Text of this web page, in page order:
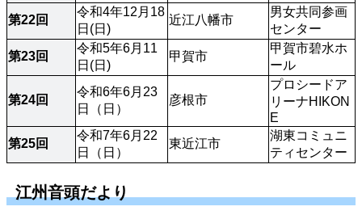
第22回
令和4年12月18
日(日)
近江八幡市
男女共同参画
センター
第23回
令和5年6月11
日(日)
甲賀市
甲賀市碧水ホ
ール
第24回
令和6年6月23
日（日）
彦根市
プロシードア
リーナHIKON
E
第25回
令和7年6月22
日（日）
東近江市
湖東コミュニ
ティセンター
江州音頭だより